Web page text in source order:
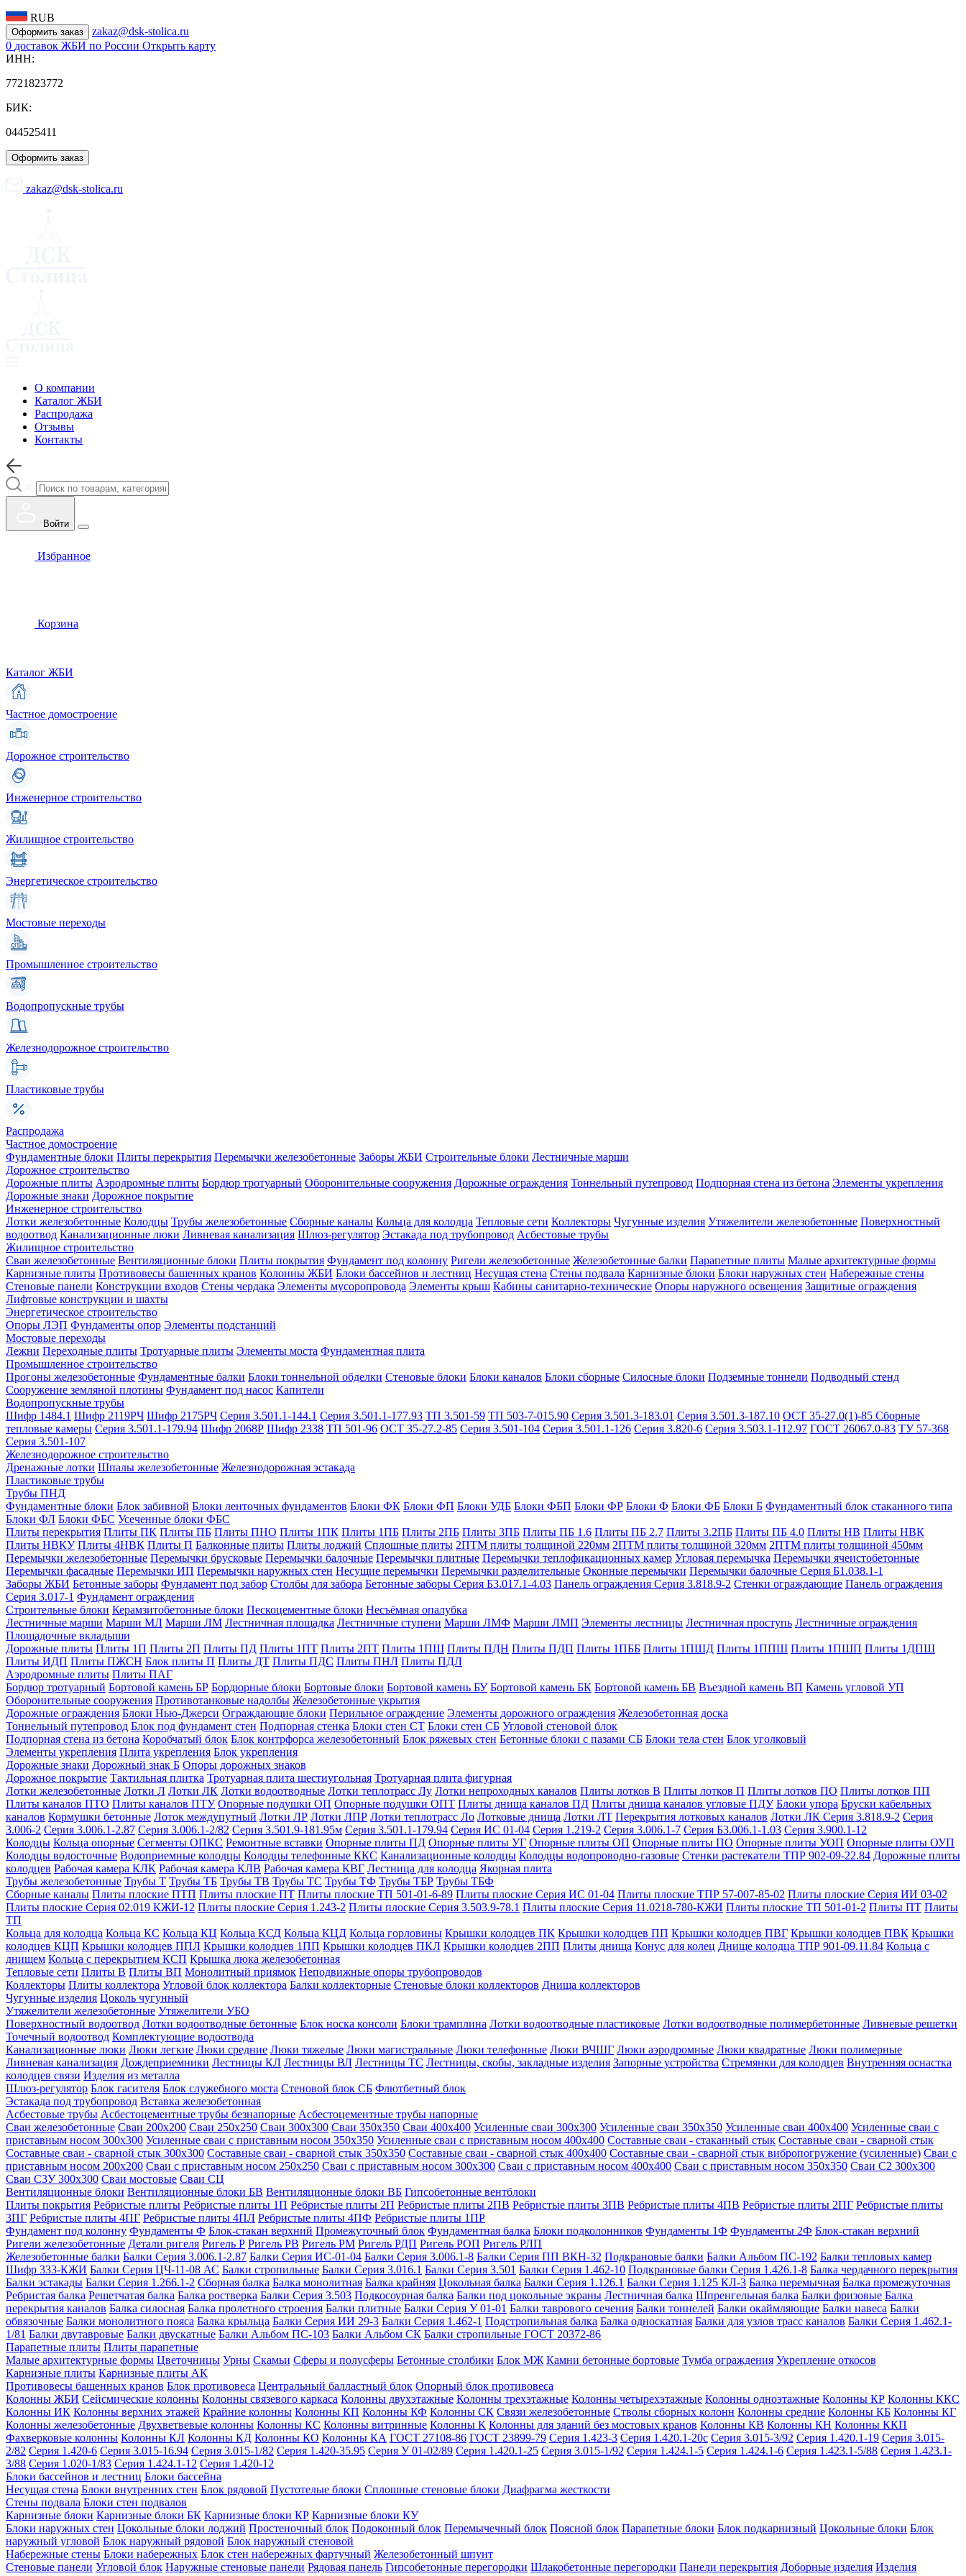
RUB
Оформить заказ
zakaz@dsk-stolica.ru
0 доставок ЖБИ по России Открыть карту
ИНН:
7721823772
БИК:
044525411
Оформить заказ
zakaz@dsk-stolica.ru
О компании
Каталог ЖБИ
Распродажа
Отзывы
Контакты
Войти
Избранное
Корзина
Каталог ЖБИ
Частное домостроение
Дорожное строительство
Инженерное строительство
Жилищное строительство
Энергетическое строительство
Мостовые переходы
Промышленное строительство
Водопропускные трубы
Железнодорожное строительство
Пластиковые трубы
Распродажа
Частное домостроение
Фундаментные блоки Плиты перекрытия Перемычки железобетонные Заборы ЖБИ Строительные блоки Лестничные марши
Дорожное строительство
Дорожные плиты Аэродромные плиты Бордюр тротуарный Оборонительные сооружения Дорожные ограждения Тоннельный путепровод Подпорная стена из бетона Элементы укрепления
Дорожные знаки Дорожное покрытие
Инженерное строительство
Лотки железобетонные Колодцы Трубы железобетонные Сборные каналы Кольца для колодца Тепловые сети Коллекторы Чугунные изделия Утяжелители железобетонные Поверхностный
водоотвод Канализационные люки Ливневая канализация Шлюз-регулятор Эстакада под трубопровод Асбестовые трубы
Жилищное строительство
Сваи железобетонные Вентиляционные блоки Плиты покрытия Фундамент под колонну Ригели железобетонные Железобетонные балки Парапетные плиты Малые архитектурные формы
Карнизные плиты Противовесы башенных кранов Колонны ЖБИ Блоки бассейнов и лестниц Несущая стена Стены подвала Карнизные блоки Блоки наружных стен Набережные стены
Стеновые панели Конструкции входов Стены чердака Элементы мусоропровода Элементы крыш Кабины санитарно-технические Опоры наружного освещения Защитные ограждения
Лифтовые конструкции и шахты
Энергетическое строительство
Опоры ЛЭП Фундаменты опор Элементы подстанций
Мостовые переходы
Лежни Переходные плиты Тротуарные плиты Элементы моста Фундаментная плита
Промышленное строительство
Прогоны железобетонные Фундаментные балки Блоки тоннельной обделки Стеновые блоки Блоки каналов Блоки сборные Силосные блоки Подземные тоннели Подводный стенд
Сооружение земляной плотины Фундамент под насос Капители
Водопропускные трубы
Шифр 1484.1 Шифр 2119РЧ Шифр 2175РЧ Серия 3.501.1-144.1 Серия 3.501.1-177.93 ТП 3.501-59 ТП 503-7-015.90 Серия 3.501.3-183.01 Серия 3.501.3-187.10 ОСТ 35-27.0(1)-85 Сборные
тепловые камеры Серия 3.501.1-179.94 Шифр 2068Р Шифр 2338 ТП 501-96 ОСТ 35-27.2-85 Серия 3.501-104 Серия 3.501.1-126 Серия 3.820-6 Серия 3.503.1-112.97 ГОСТ 26067.0-83 ТУ 57-368
Серия 3.501-107
Железнодорожное строительство
Дренажные лотки Шпалы железобетонные Железнодорожная эстакада
Пластиковые трубы
Трубы ПНД
Фундаментные блоки Блок забивной Блоки ленточных фундаментов Блоки ФК Блоки ФП Блоки УДБ Блоки ФБП Блоки ФР Блоки Ф Блоки ФБ Блоки Б Фундаментный блок стаканного типа
Блоки ФЛ Блоки ФБС Усеченные блоки ФБС
Плиты перекрытия Плиты ПК Плиты ПБ Плиты ПНО Плиты 1ПК Плиты 1ПБ Плиты 2ПБ Плиты 3ПБ Плиты ПБ 1.6 Плиты ПБ 2.7 Плиты 3.2ПБ Плиты ПБ 4.0 Плиты НВ Плиты НВК
Плиты НВКУ Плиты 4НВК Плиты П Балконные плиты Плиты лоджий Сплошные плиты 2ПТМ плиты толщиной 220мм 2ПТМ плиты толщиной 320мм 2ПТМ плиты толщиной 450мм
Перемычки железобетонные Перемычки брусковые Перемычки балочные Перемычки плитные Перемычки теплофикационных камер Угловая перемычка Перемычки ячеистобетонные
Перемычки фасадные Перемычки ИП Перемычки наружных стен Несущие перемычки Перемычки разделительные Оконные перемычки Перемычки балочные Серия Б1.038.1-1
Заборы ЖБИ Бетонные заборы Фундамент под забор Столбы для забора Бетонные заборы Серия Б3.017.1-4.03 Панель ограждения Серия 3.818.9-2 Стенки ограждающие Панель ограждения
Серия 3.017-1 Фундамент ограждения
Строительные блоки Керамзитобетонные блоки Пескоцементные блоки Несъёмная опалубка
Лестничные марши Марши МЛ Марши ЛМ Лестничная площадка Лестничные ступени Марши ЛМФ Марши ЛМП Элементы лестницы Лестничная проступь Лестничные ограждения
Площадочные вкладыши
Дорожные плиты Плиты 1П Плиты 2П Плиты ПД Плиты 1ПТ Плиты 2ПТ Плиты 1ПШ Плиты ПДН Плиты ПДП Плиты 1ПББ Плиты 1ПШД Плиты 1ППШ Плиты 1ПШП Плиты 1ДПШ
Плиты ИДП Плиты ПЖСН Блок плиты П Плиты ДТ Плиты ПДС Плиты ПНЛ Плиты ПДЛ
Аэродромные плиты Плиты ПАГ
Бордюр тротуарный Бортовой камень БР Бордюрные блоки Бортовые блоки Бортовой камень БУ Бортовой камень БК Бортовой камень БВ Въездной камень ВП Камень угловой УП
Оборонительные сооружения Противотанковые надолбы Железобетонные укрытия
Дорожные ограждения Блоки Нью-Джерси Ограждающие блоки Перильное ограждение Элементы дорожного ограждения Железобетонная доска
Тоннельный путепровод Блок под фундамент стен Подпорная стенка Блоки стен СТ Блоки стен СБ Угловой стеновой блок
Подпорная стена из бетона Коробчатый блок Блок контрфорса железобетонный Блок ряжевых стен Бетонные блоки с пазами СБ Блоки тела стен Блок уголковый
Элементы укрепления Плита укрепления Блок укрепления
Дорожные знаки Дорожный знак Б Опоры дорожных знаков
Дорожное покрытие Тактильная плитка Тротуарная плита шестиугольная Тротуарная плита фигурная
Лотки железобетонные Лотки Л Лотки ЛК Лотки водоотводные Лотки теплотрасс Лу Лотки непроходных каналов Плиты лотков В Плиты лотков П Плиты лотков ПО Плиты лотков ПП
Плиты каналов ПТО Плиты каналов ПТУ Опорные подушки ОП Опорные подушки ОПТ Плиты днища каналов ПД Плиты днища каналов угловые ПДУ Блоки упора Бруски кабельных
каналов Кормушки бетонные Лоток междупутный Лотки ЛР Лотки ЛПР Лотки теплотрасс Ло Лотковые днища Лотки ЛТ Перекрытия лотковых каналов Лотки ЛК Серия 3.818.9-2 Серия
3.006-2 Серия 3.006.1-2.87 Серия 3.006.1-2/82 Серия 3.501.9-181.95м Серия 3.501.1-179.94 Серия ИС 01-04 Серия 1.219-2 Серия 3.006.1-7 Серия Б3.006.1-1.03 Серия 3.900.1-12
Колодцы Кольца опорные Сегменты ОПКС Ремонтные вставки Опорные плиты ПД Опорные плиты УГ Опорные плиты ОП Опорные плиты ПО Опорные плиты УОП Опорные плиты ОУП
Колодцы водосточные Водоприемные колодцы Колодцы телефонные ККС Канализационные колодцы Колодцы водопроводно-газовые Стенки растекатели ТПР 902-09-22.84 Дорожные плиты
колодцев Рабочая камера КЛК Рабочая камера КЛВ Рабочая камера КВГ Лестница для колодца Якорная плита
Трубы железобетонные Трубы Т Трубы ТБ Трубы ТВ Трубы ТС Трубы ТФ Трубы ТБР Трубы ТБФ
Сборные каналы Плиты плоские ПТП Плиты плоские ПТ Плиты плоские ТП 501-01-6-89 Плиты плоские Серия ИС 01-04 Плиты плоские ТПР 57-007-85-02 Плиты плоские Серия ИИ 03-02
Плиты плоские Серия 02.019 КЖИ-12 Плиты плоские Серия 1.243-2 Плиты плоские Серия 3.503.9-78.1 Плиты плоские Серия 11.0218-780-КЖИ Плиты плоские ТП 501-01-2 Плиты ПТ Плиты
ТП
Кольца для колодца Кольца КС Кольца КЦ Кольца КСД Кольца КЦД Кольца горловины Крышки колодцев ПК Крышки колодцев ПП Крышки колодцев ПВГ Крышки колодцев ПВК Крышки
колодцев КЦП Крышки колодцев ППЛ Крышки колодцев 1ПП Крышки колодцев ПКЛ Крышки колодцев 2ПП Плиты днища Конус для колец Днище колодца ТПР 901-09.11.84 Кольца с
днищем Кольца с перекрытием КСП Крышка люка железобетонная
Тепловые сети Плиты В Плиты ВП Монолитный приямок Неподвижные опоры трубопроводов
Коллекторы Плиты коллектора Угловой блок коллектора Балки коллекторные Стеновые блоки коллекторов Днища коллекторов
Чугунные изделия Цоколь чугунный
Утяжелители железобетонные Утяжелители УБО
Поверхностный водоотвод Лотки водоотводные бетонные Блок носка консоли Блоки трамплина Лотки водоотводные пластиковые Лотки водоотводные полимербетонные Ливневые решетки
Точечный водоотвод Комплектующие водоотвода
Канализационные люки Люки легкие Люки средние Люки тяжелые Люки магистральные Люки телефонные Люки ВЧШГ Люки аэродромные Люки квадратные Люки полимерные
Ливневая канализация Дождеприемники Лестницы КЛ Лестницы ВЛ Лестницы ТС Лестницы, скобы, закладные изделия Запорные устройства Стремянки для колодцев Внутренняя оснастка
колодцев связи Изделия из металла
Шлюз-регулятор Блок гасителя Блок служебного моста Стеновой блок СБ Флютбетный блок
Эстакада под трубопровод Вставка железобетонная
Асбестовые трубы Асбестоцементные трубы безнапорные Асбестоцементные трубы напорные
Сваи железобетонные Сваи 200х200 Сваи 250х250 Сваи 300х300 Сваи 350х350 Сваи 400х400 Усиленные сваи 300х300 Усиленные сваи 350х350 Усиленные сваи 400х400 Усиленные сваи с
приставным носом 300х300 Усиленные сваи с приставным носом 350х350 Усиленные сваи с приставным носом 400х400 Составные сваи - стаканный стык Составные сваи - сварной стык
Составные сваи - сварной стык 300х300 Составные сваи - сварной стык 350х350 Составные сваи - сварной стык 400х400 Составные сваи - сварной стык вибропогружение (усиленные) Сваи с
приставным носом 200х200 Сваи с приставным носом 250х250 Сваи с приставным носом 300х300 Сваи с приставным носом 400х400 Сваи с приставным носом 350х350 Сваи С2 300х300
Сваи С3У 300х300 Сваи мостовые Сваи СЦ
Вентиляционные блоки Вентиляционные блоки БВ Вентиляционные блоки ВБ Гипсобетонные вентблоки
Плиты покрытия Ребристые плиты Ребристые плиты 1П Ребристые плиты 2П Ребристые плиты 2ПВ Ребристые плиты 3ПВ Ребристые плиты 4ПВ Ребристые плиты 2ПГ Ребристые плиты
3ПГ Ребристые плиты 4ПГ Ребристые плиты 4ПЛ Ребристые плиты 4ПФ Ребристые плиты 1ПР
Фундамент под колонну Фундаменты Ф Блок-стакан верхний Промежуточный блок Фундаментная балка Блоки подколонников Фундаменты 1Ф Фундаменты 2Ф Блок-стакан верхний
Ригели железобетонные Детали ригеля Ригель Р Ригель РВ Ригель РМ Ригель РДП Ригель РОП Ригель РЛП
Железобетонные балки Балки Серия 3.006.1-2.87 Балки Серия ИС-01-04 Балки Серия 3.006.1-8 Балки Серия ПП ВКН-32 Подкрановые балки Балки Альбом ПС-192 Балки тепловых камер
Шифр 333-КЖИ Балки Серия ЦЧ-11-08 АС Балки стропильные Балки Серия 3.016.1 Балки Серия 3.501 Балки Серия 1.462-10 Подкрановые балки Серия 1.426.1-8 Балка чердачного перекрытия
Балки эстакады Балки Серия 1.266.1-2 Сборная балка Балка монолитная Балка крайняя Цокольная балка Балки Серия 1.126.1 Балки Серия 1.125 КЛ-3 Балка перемычная Балка промежуточная
Ребристая балка Решетчатая балка Балка ростверка Балки Серия 3.503 Подкосоурная балка Балки под цокольные экраны Лестничная балка Шпренгельная балка Балки фризовые Балка
перекрытия каналов Балка силосная Балка пролетного строения Балки плитные Балки Серия У 01-01 Балки таврового сечения Балки тоннелей Балки окаймляющие Балки навеса Балки
обвязочные Балки монолитного пояса Балка крыльца Балки Серия ИИ 29-3 Балки Серия 1.462-1 Подстропильная балка Балка односкатная Балки для узлов трасс каналов Балки Серия 1.462.1-
1/81 Балки двутавровые Балки двускатные Балки Альбом ПС-103 Балки Альбом СК Балки стропильные ГОСТ 20372-86
Парапетные плиты Плиты парапетные
Малые архитектурные формы Цветочницы Урны Скамьи Сферы и полусферы Бетонные столбики Блок МЖ Камни бетонные бортовые Тумба ограждения Укрепление откосов
Карнизные плиты Карнизные плиты АК
Противовесы башенных кранов Блок противовеса Центральный балластный блок Опорный блок противовеса
Колонны ЖБИ Сейсмические колонны Колонны связевого каркаса Колонны двухэтажные Колонны трехэтажные Колонны четырехэтажные Колонны одноэтажные Колонны КР Колонны ККС
Колонны ИК Колонны верхних этажей Крайние колонны Колонны КП Колонны КФ Колонны СК Связи железобетонные Стволы сборных колонн Колонны средние Колонны КБ Колонны КГ
Колонны железобетонные Двухветвевые колонны Колонны КС Колонны витринные Колонны К Колонны для зданий без мостовых кранов Колонны КВ Колонны КН Колонны ККП
Фахверковые колонны Колонны КЛ Колонны КД Колонны КО Колонны КА ГОСТ 27108-86 ГОСТ 23899-79 Серия 1.423-3 Серия 1.420.1-20с Серия 3.015-3/92 Серия 1.420.1-19 Серия 3.015-
2/82 Серия 1.420-6 Серия 3.015-16.94 Серия 3.015-1/82 Серия 1.420-35.95 Серия У 01-02/89 Серия 1.420.1-25 Серия 3.015-1/92 Серия 1.424.1-5 Серия 1.424.1-6 Серия 1.423.1-5/88 Серия 1.423.1-
3/88 Серия 1.020-1/83 Серия 1.424.1-12 Серия 1.420-12
Блоки бассейнов и лестниц Блоки бассейна
Несущая стена Блоки внутренних стен Блок рядовой Пустотелые блоки Сплошные стеновые блоки Диафрагма жесткости
Стены подвала Блоки стен подвалов
Карнизные блоки Карнизные блоки БК Карнизные блоки КР Карнизные блоки КУ
Блоки наружных стен Цокольные блоки лоджий Простеночный блок Подоконный блок Перемычечный блок Поясной блок Парапетные блоки Блок подкарнизный Цокольные блоки Блок
наружный угловой Блок наружный рядовой Блок наружный стеновой
Набережные стены Блоки набережных Блок стен набережных фартучный Железобетонный шпунт
Стеновые панели Угловой блок Наружные стеновые панели Рядовая панель Гипсобетонные перегородки Шлакобетонные перегородки Панели перекрытия Доборные изделия Изделия